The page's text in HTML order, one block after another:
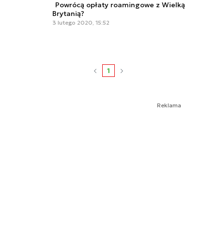
Powrócą opłaty roamingowe z Wielką
Brytanią?
3 lutego 2020, 15:52
1
Reklama